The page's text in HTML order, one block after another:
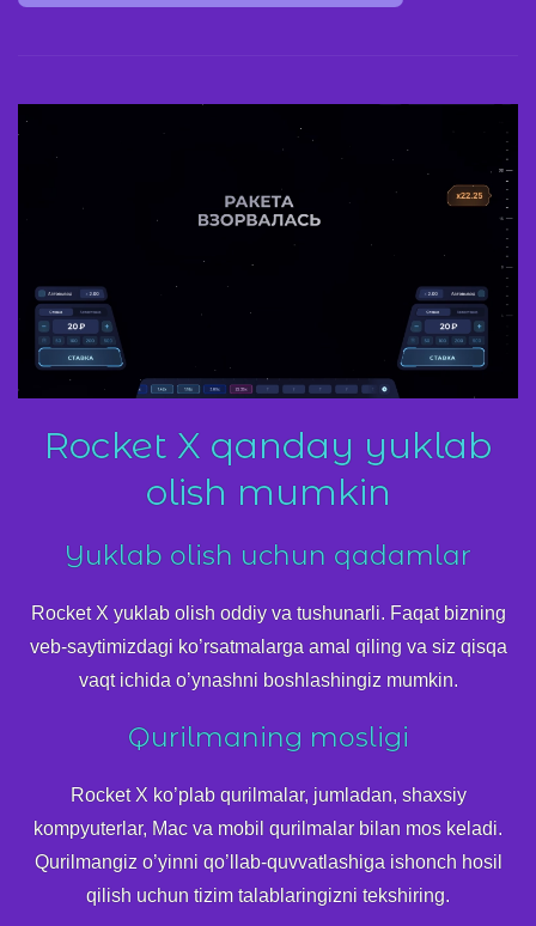
Rocket X qanday yuklab
olish mumkin
Yuklab olish uchun qadamlar
Rocket X yuklab olish oddiy va tushunarli. Faqat bizning
veb-saytimizdagi ko’rsatmalarga amal qiling va siz qisqa
vaqt ichida o’ynashni boshlashingiz mumkin.
Qurilmaning mosligi
Rocket X ko’plab qurilmalar, jumladan, shaxsiy
kompyuterlar, Mac va mobil qurilmalar bilan mos keladi.
Qurilmangiz o’yinni qo’llab-quvvatlashiga ishonch hosil
qilish uchun tizim talablaringizni tekshiring.